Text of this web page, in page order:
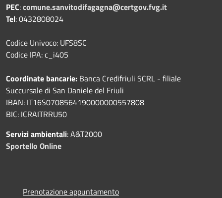
PEC:comune.sanvitodifagagna@certgov.fvg.it
Tel: 0432808024
Codice Univoco: UFS8SC
Codice IPA: c_i405
Coordinate bancarie: Banca Credifriuli SCRL - filiale
Succursale di San Daniele del Friuli
IBAN: IT16S0708564190000000557808
BIC: ICRAITRRU50
Servizi ambientali: A&T2000
Sportello Online
Prenotazione appuntamento